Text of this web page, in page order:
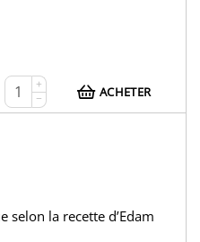
+
−
ACHETER
selon la recette d’Edam